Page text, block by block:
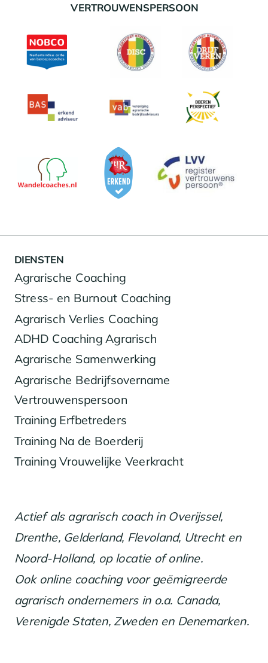
VERTROUWENSPERSOON
DIENSTEN
Agrarische Coaching
Stress- en Burnout Coaching
Agrarisch Verlies Coaching
ADHD Coaching Agrarisch
Vertrouwenspersoon
Training Vrouwelijke Veerkracht
Training Erfbetreders
Training Na de Boerderij
Agrarische Samenwerking
Agrarische Bedrijfsovername
Actief als agrarisch coach in Overijssel,
Drenthe, Gelderland, Flevoland, Utrecht en
Noord-Holland, op locatie of online.
Ook online coaching voor geëmigreerde
agrarisch ondernemers in o.a. Canada,
Verenigde Staten, Zweden en Denemarken.